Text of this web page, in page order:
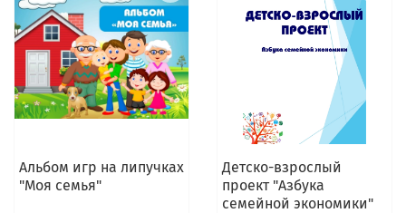
Альбом игр на липучках
"Моя семья"
Детско-взрослый
проект "Азбука
семейной экономики"